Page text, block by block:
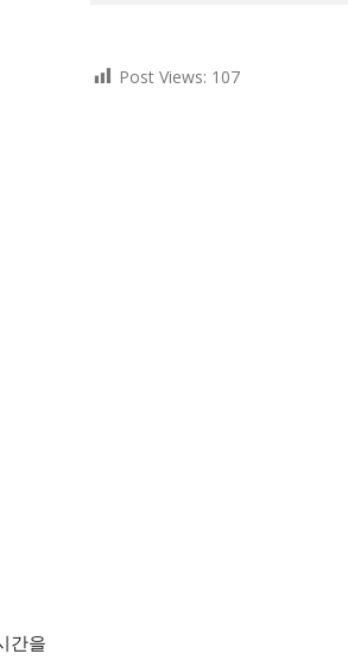
간을
Post Views: 107